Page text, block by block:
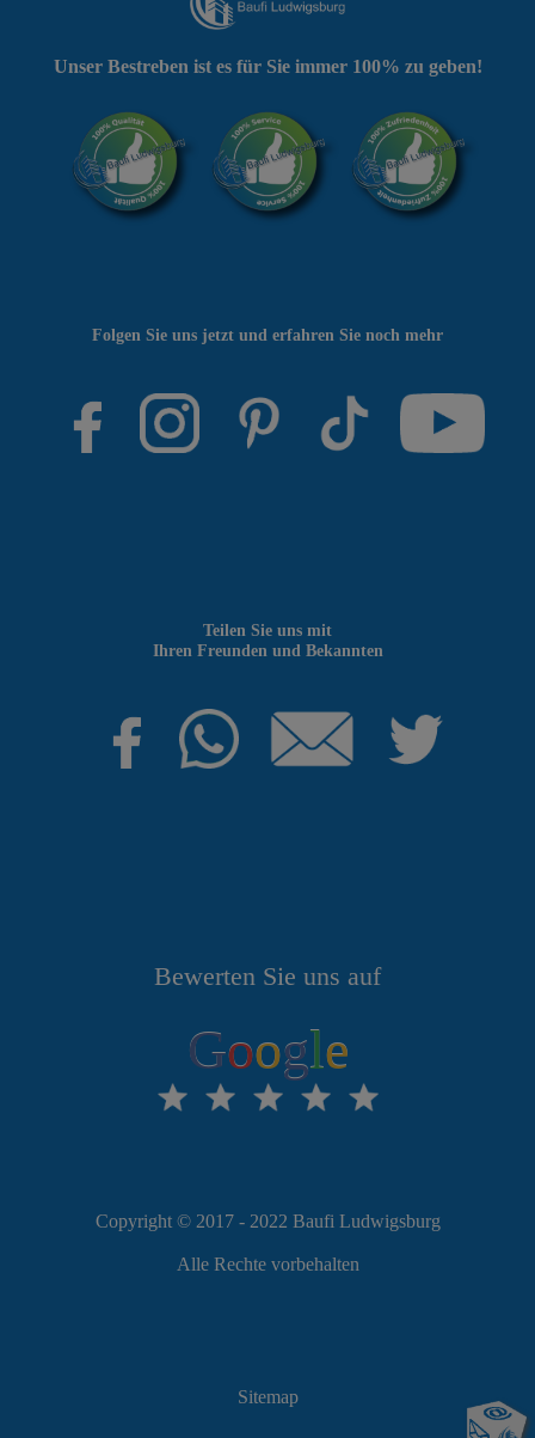
Bewerten Sie uns auf
Google
Teilen Sie uns mit
Ihren Freunden und Bekannten
Folgen Sie uns jetzt und erfahren Sie noch mehr
Unser Bestreben ist es für Sie immer 100% zu geben!
Copyright © 2017 - 2022 Baufi Ludwigsburg
Alle Rechte vorbehalten
Sitemap